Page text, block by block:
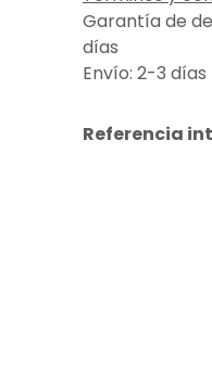
Garantía de
días
Envío: 2-3
Referencia